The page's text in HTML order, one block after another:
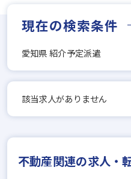
現在の検索条件
愛知県 紹介予定派遣
該当求人がありません
不動産関連の求人・